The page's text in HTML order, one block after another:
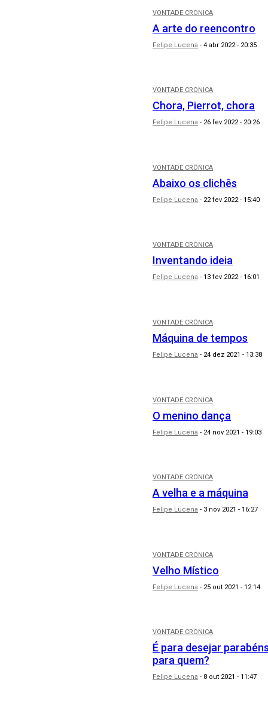
VONTADE CRÔNICA
A arte do reencontro
Felipe Lucena - 4 abr 2022 - 20:35
VONTADE CRÔNICA
Chora, Pierrot, chora
Felipe Lucena - 26 fev 2022 - 20:26
VONTADE CRÔNICA
Abaixo os clichês
Felipe Lucena - 22 fev 2022 - 15:40
VONTADE CRÔNICA
Inventando ideia
Felipe Lucena - 13 fev 2022 - 16:01
VONTADE CRÔNICA
Máquina de tempos
Felipe Lucena - 24 dez 2021 - 13:38
VONTADE CRÔNICA
O menino dança
Felipe Lucena - 24 nov 2021 - 19:03
VONTADE CRÔNICA
A velha e a máquina
Felipe Lucena - 3 nov 2021 - 16:27
VONTADE CRÔNICA
Velho Místico
Felipe Lucena - 25 out 2021 - 12:14
VONTADE CRÔNICA
É para desejar
para quem?
Felipe Lucena - 8 out 2021 - 11:47